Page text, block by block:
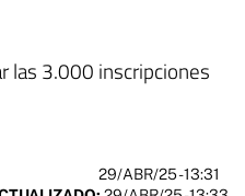
las 3.000 inscripciones
29/ABR/25- 13:31